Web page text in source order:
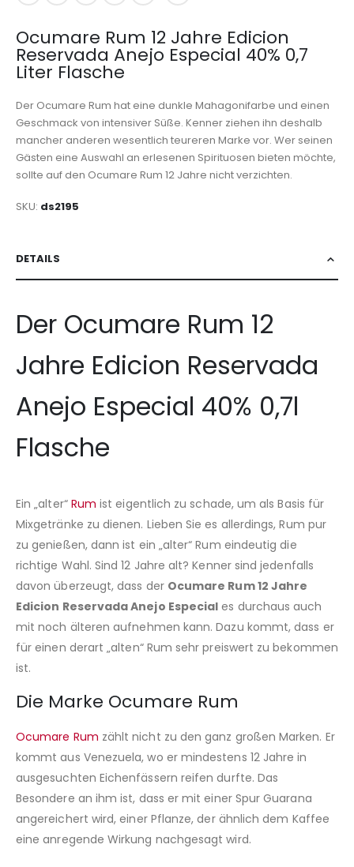
Ocumare Rum 12 Jahre Edicion
Reservada Anejo Especial 40% 0,7
Liter Flasche
Der Ocumare Rum hat eine dunkle Mahagonifarbe und einen
Geschmack von intensiver Süße. Kenner ziehen ihn deshalb
mancher anderen wesentlich teureren Marke vor. Wer seinen
Gästen eine Auswahl an erlesenen Spirituosen bieten möchte,
sollte auf den Ocumare Rum 12 Jahre nicht verzichten.
SKU ds2195
DETAILS
Der Ocumare Rum 12
Jahre Edicion Reservada
Anejo Especial 40% 0,7l
Flasche
Ein „alter“ Rum ist eigentlich zu schade, um als Basis für
Mixgetränke zu dienen. Lieben Sie es allerdings, Rum pur
zu genießen, dann ist ein „alter“ Rum eindeutig die
richtige Wahl. Sind 12 Jahre alt? Kenner sind jedenfalls
davon überzeugt, dass der Ocumare Rum 12 Jahre
Edicion Reservada Anejo Especial es durchaus auch
mit noch älteren aufnehmen kann. Dazu kommt, dass er
für einen derart „alten“ Rum sehr preiswert zu bekommen
ist.
Die Marke Ocumare Rum
Ocumare Rum zählt nicht zu den ganz großen Marken. Er
kommt aus Venezuela, wo er mindestens 12 Jahre in
ausgesuchten Eichenfässern reifen durfte. Das
Besondere an ihm ist, dass er mit einer Spur Guarana
angereichert wird, einer Pflanze, der ähnlich dem Kaffee
eine anregende Wirkung nachgesagt wird.